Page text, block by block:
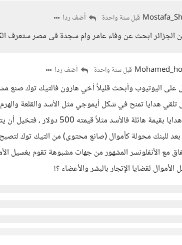
قبل سنة واحدة أضف ردا
الجزائر ابحث عن وفاء عامر وام سجدة فى مصر ستعرف
قبل سنة واحدة أضف ردا
على اليوتيوب وأبحث قليلاً أخي هارون فالتيك توك صنع
تلقي هدايا تمنح في شكل أيموجي مثل الأسد والقلعة
هي هدايا بقيمة هائلة
بعد للبنك محولة كأموال (صانع محتوى) من التيك توك لتصبح
مع الأنفلونسر المشهور من جهات مشبوهة تقوم بغسيل
الأموال لقضايا الإتجار بالبشر والأعضاء ؟!